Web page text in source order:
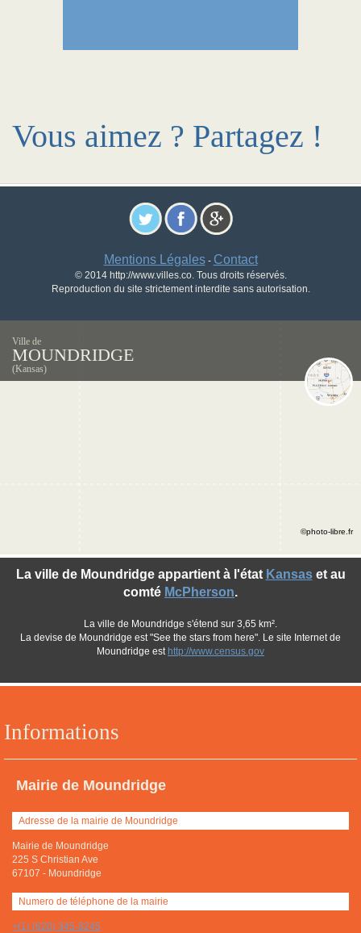
Vous aimez ? Partagez !
Mentions Légales- Contact
© 2014 http://www.villes.co. Tous droits réservés.
Reproduction du site strictement interdite sans autorisation.
Ville de
MOUNDRIDGE
(Kansas)
Informations
Mairie de Moundridge
Adresse de la mairie de Moundridge
Mairie de Moundridge
225 S Christian Ave
67107 - Moundridge
Numero de téléphone de la mairie
+(1) (620) 345-8245
La ville de Moundridge appartient à l'état Kansaset au
comté McPherson.
La ville de Moundridge s'étend sur 3,65 km².
La devise de Moundridge est "See the stars from here". Le site Internet de
Moundridge est http://www.census.gov
©photo-libre.fr